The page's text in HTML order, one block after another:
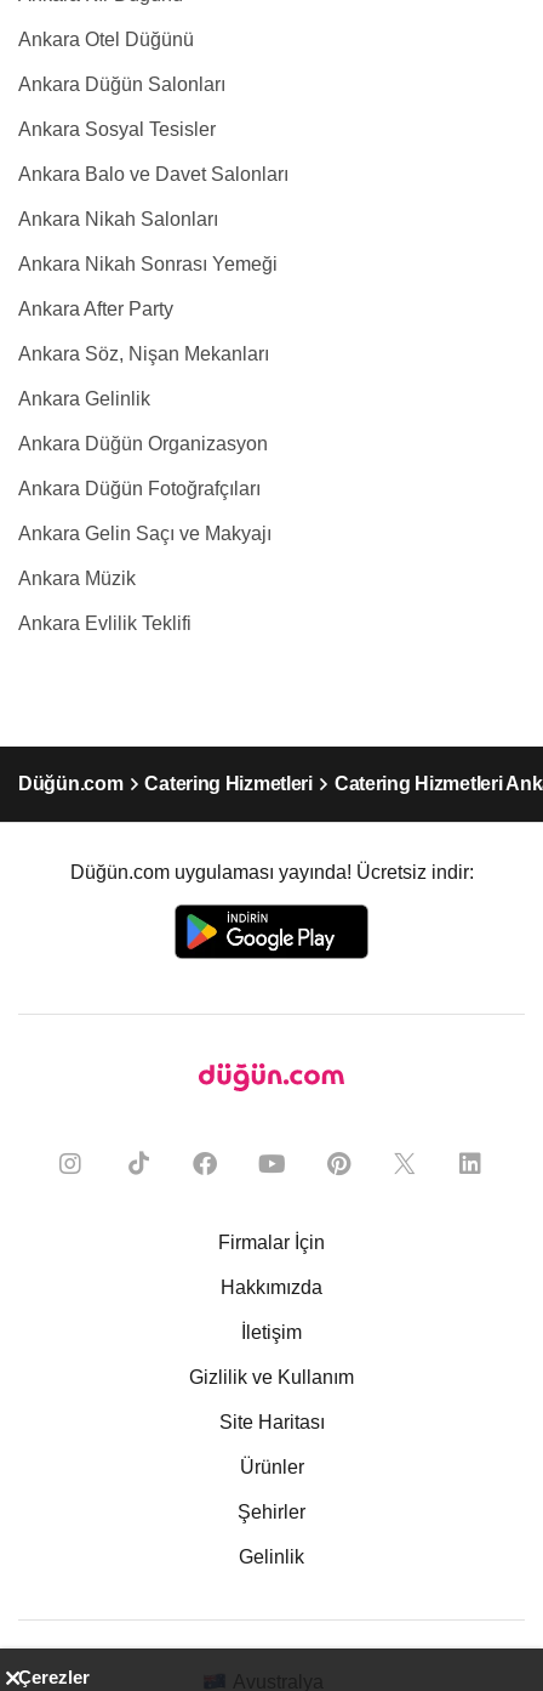
Ankara Otel Düğünü
Ankara Düğün Salonları
Ankara Sosyal Tesisler
Ankara Balo ve Davet Salonları
Ankara Nikah Salonları
Ankara Nikah Sonrası Yemeği
Ankara After Party
Ankara Söz, Nişan Mekanları
Ankara Gelinlik
Ankara Düğün Organizasyon
Ankara Düğün Fotoğrafçıları
Ankara Gelin Saçı ve Makyajı
Ankara Müzik
Ankara Evlilik Teklifi
Düğün.com Catering Hizmetleri Catering Hizmetleri
Düğün.com uygulaması yayında! Ücretsiz indir:
Firmalar İçin
Hakkımızda
İletişim
Gizlilik ve Kullanım
Site Haritası
Ürünler
Şehirler
Gelinlik
Çerezler